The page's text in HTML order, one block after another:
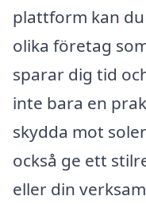
plattform kan
olika företag
sparar dig tid
inte bara en
skydda mot
också ge ett
eller din